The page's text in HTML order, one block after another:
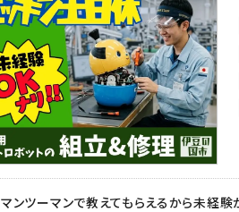
マンツーマンで教えてもらえるから未経